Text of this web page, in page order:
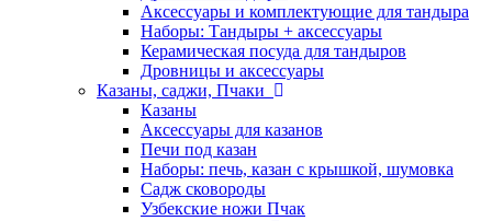
Аксессуары и комплектующие для тандыра
Наборы: Тандыры + аксессуары
Керамическая посуда для тандыров
Дровницы и аксессуары
Казаны, саджи, Пчаки
Казаны
Аксессуары для казанов
Печи под казан
Наборы: печь, казан с крышкой, шумовка
Садж сковороды
Узбекские ножи Пчак